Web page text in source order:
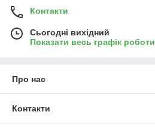
Контакти
Сьогодні вихідний
Показати весь графік роботи
Про нас
Контакти